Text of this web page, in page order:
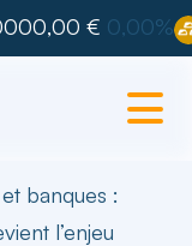
€ 0,00%
banques :
l’enjeu